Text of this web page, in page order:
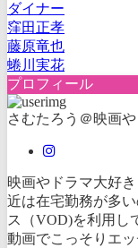
ダイナー
窪田正孝
藤原竜也
蜷川実花
プロフィール
さむたろう＠映画
映画やドラマ大好
近は在宅勤務が多
ス（VOD)を利用し
動画でこっそりエ